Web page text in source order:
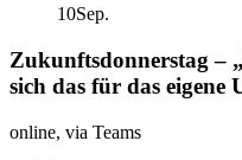
10Sep.
Zukunftsdonnerstag –
sich das für das eigene
online, via Teams